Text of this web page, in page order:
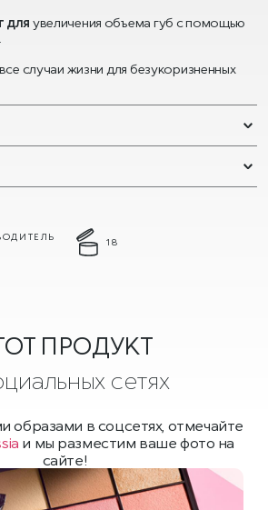
для увеличения объема губ с помощью
случаи жизни для безукоризненных
18
ПРОДУКТ
сетях
образами в соцсетях, отмечайте
и мы разместим ваше фото на
сайте!